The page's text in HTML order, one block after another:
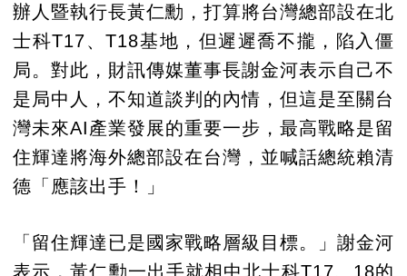
辦人暨執行長黃仁勳，打算將台灣總部設在北
士科T17、T18基地，但遲遲喬不攏，陷入僵
局。對此，財訊傳媒董事長謝金河表示自己不
是局中人，不知道談判的內情，但這是至關台
灣未來AI產業發展的重要一步，最高戰略是留
住輝達將海外總部設在台灣，並喊話總統賴清
德「應該出手！」
「留住輝達已是國家戰略層級目標。」謝金河
表示，黃仁勳一出手就相中北士科T17、18的